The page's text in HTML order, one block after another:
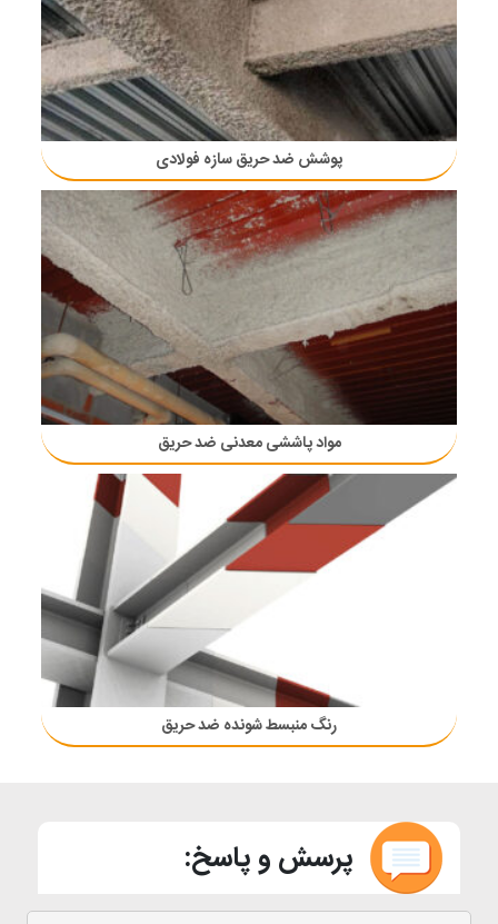
پوشش ضد حریق سازه فولادی
مواد پاششی معدنی ضد حریق
رنگ منبسط شونده ضد حریق
پرسش و پاسخ: